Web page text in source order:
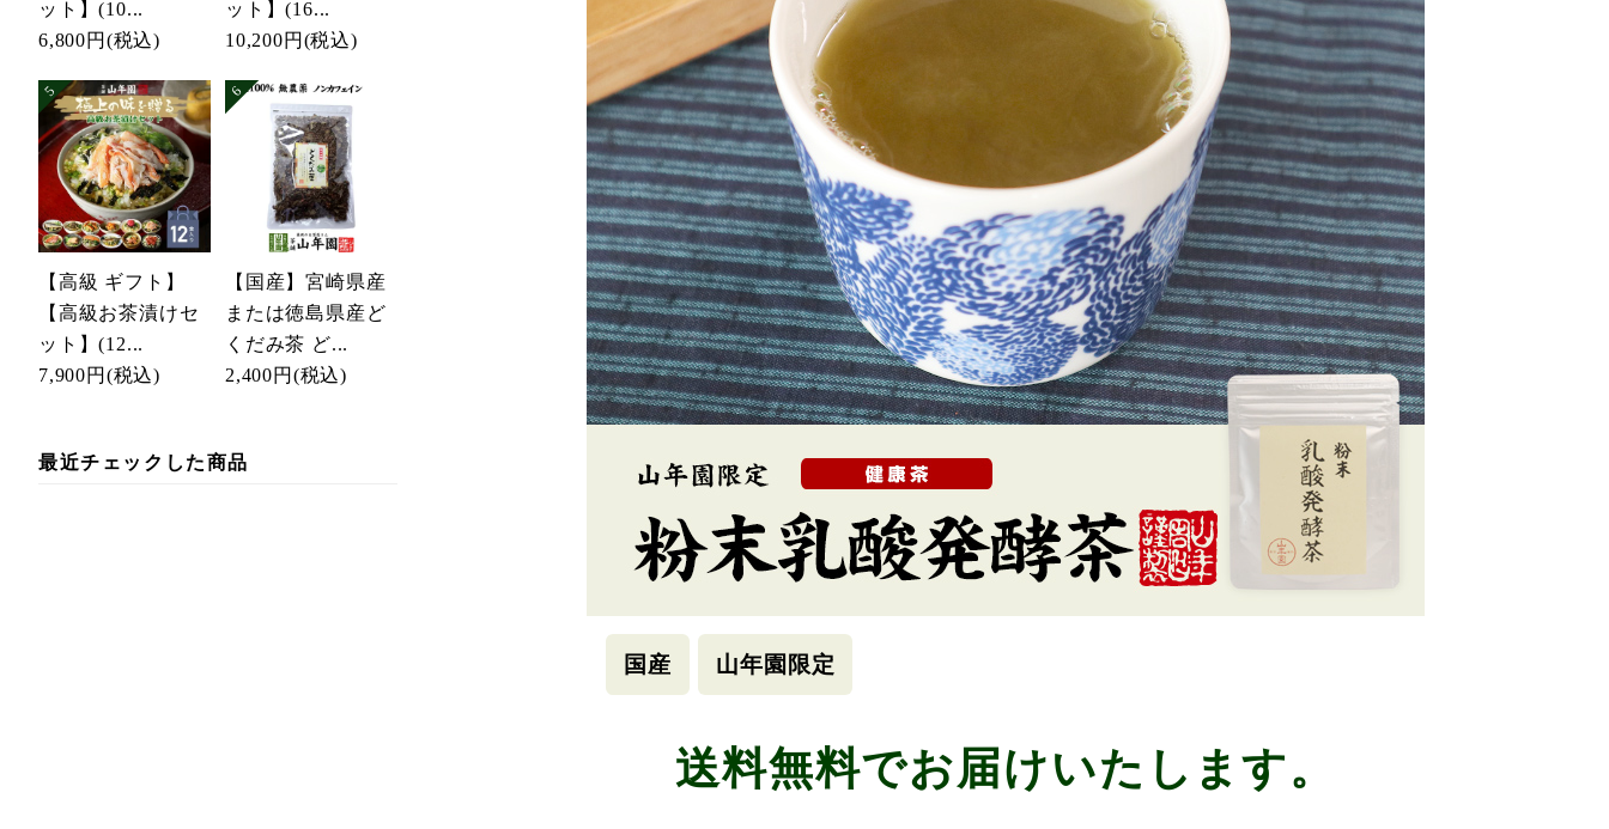
ット】(10...
6,800円 (税込)
ット】(16...
10,200円 (税込)
【高級 ギフト】
【高級お茶漬けセ
ット】(12...
7,900円 (税込)
【国産】宮崎県産
または徳島県産ど
くだみ茶 ど...
2,400円 (税込)
最近チェックした商品
国産 山年園限定
送料無料でお届けいたします。